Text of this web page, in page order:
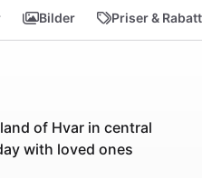
Bilder Priser &
of Hvar in central
with loved ones